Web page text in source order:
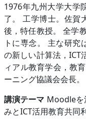
1976年九州大学大学
了。 工学博士。佐賀
後，特任教授。 全学
トに専念。 主な研
の新しい計算法，ICT
ィアル教育学会，教
ーニング協議会会長。
講演テーマ Moodleを
みとICT活用教育共同